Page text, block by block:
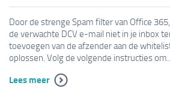
Door de strenge Spam filter van Office
de verwachte DCV e-mail niet in je inbox
toevoegen van de afzender aan de
oplossen. Volg de volgende instructies
Lees meer